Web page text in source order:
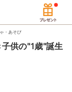
・あそび
子供の"1歳"誕生